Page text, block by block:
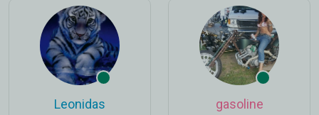
Leonidas gasoline